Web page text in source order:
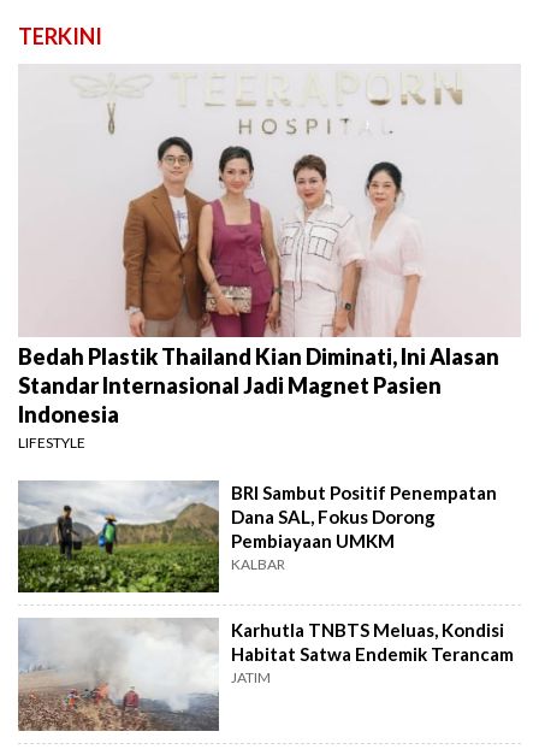
TERKINI
Bedah Plastik Thailand Kian Diminati, Ini Alasan
Standar Internasional Jadi Magnet Pasien
Indonesia
LIFESTYLE
BRI Sambut Positif Penempatan
Dana SAL, Fokus Dorong
Pembiayaan UMKM
KALBAR
Karhutla TNBTS Meluas, Kondisi
Habitat Satwa Endemik Terancam
JATIM